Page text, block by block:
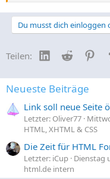
Du musst dich
Teilen: LinkedIn
Reddit
Neueste Beiträge
Link soll neue Seite
Letzter: Oliver77
HTML, XHTML & CSS
Die Zeit für HTML
Letzter: iCup Dienstag
html.de intern